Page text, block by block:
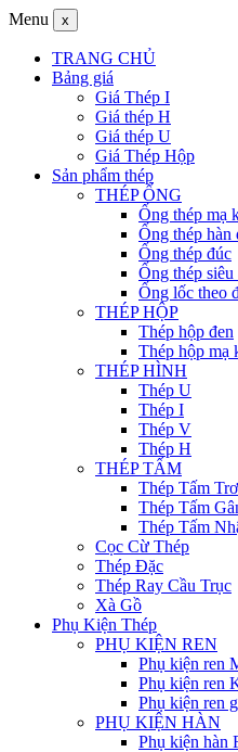
Menu x
TRANG CHỦ
Bảng giá
Giá Thép I
Giá thép H
Giá thép U
Giá Thép Hộp
Sản phẩm thép
THÉP ỐNG
Ống thép mạ
Ống thép hàn
Ống thép đúc
Ống thép siêu
Ống lốc theo
THÉP HỘP
Thép hộp đen
Thép hộp mạ
THÉP HÌNH
Thép U
Thép I
Thép V
Thép H
THÉP TẤM
Thép Tấm
Thép Tấm
Thép Tấm
Cọc Cừ Thép
Thép Đặc
Thép Ray Cầu Trục
Xà Gồ
Phụ Kiện Thép
PHỤ KIỆN REN
Phụ kiện ren
Phụ kiện ren
Phụ kiện ren
PHỤ KIỆN HÀN
Phụ kiện hàn